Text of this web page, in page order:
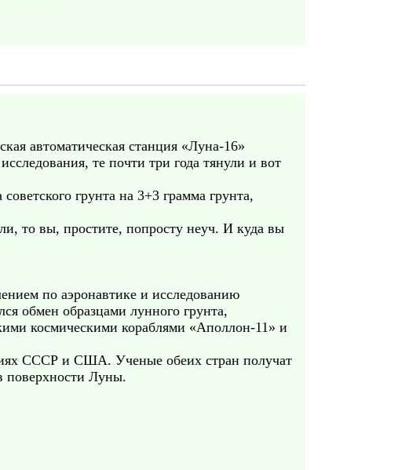
автоматическая станция «Луна-16»
те почти три года тянули и вот
грунта на 3+3 грамма грунта,
то вы, простите, попросту неуч. И куда вы
по аэронавтике и исследованию
обмен образцами лунного грунта,
космическими кораблями «Аполлон-11» и
СССР и США. Ученые обеих стран получат
поверхности Луны.